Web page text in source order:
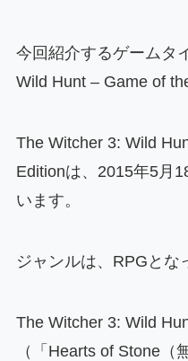
今回紹介するゲームタ
Wild Hunt – Game of
The Witcher 3: Wild
Editionは、2015年5月
います。
ジャンルは、RPGとな
The Witcher 3: Wild
（「Hearts of Stone（